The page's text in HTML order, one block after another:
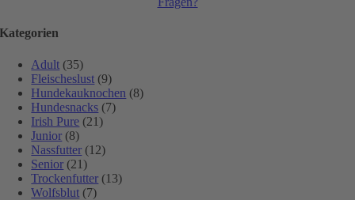
Kategorien
Adult (35)
Fleischeslust (9)
Hundekauknochen (8)
Hundesnacks (7)
Irish Pure (21)
Junior (8)
Nassfutter (12)
Senior (21)
Trockenfutter (13)
Wolfsblut (7)